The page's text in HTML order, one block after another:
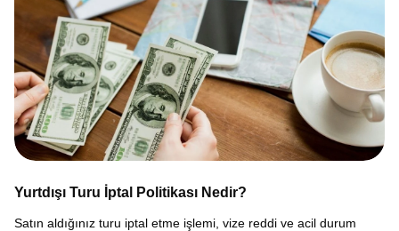
Yurtdışı Turu İptal Politikası Nedir?
Satın aldığınız turu iptal etme işlemi, vize reddi ve acil durum